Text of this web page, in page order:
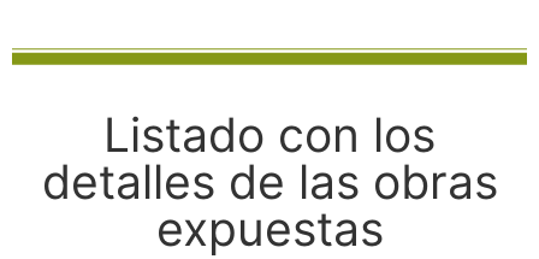
Listado con los
detalles de las obras
expuestas